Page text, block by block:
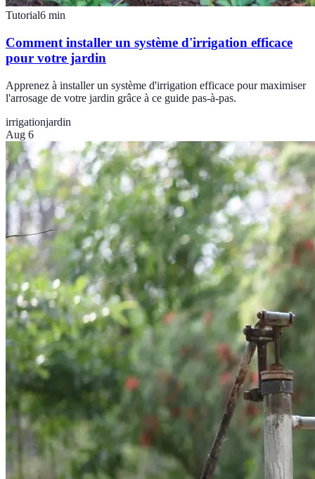
Tutorial6 min
Comment installer un système d'irrigation efficace
pour votre jardin
Apprenez à installer un système d'irrigation efficace pour maximiser
l'arrosage de votre jardin grâce à ce guide pas-à-pas.
irrigationjardin
Aug 6